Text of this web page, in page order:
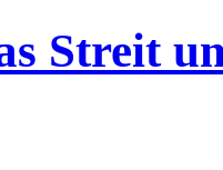
Streit